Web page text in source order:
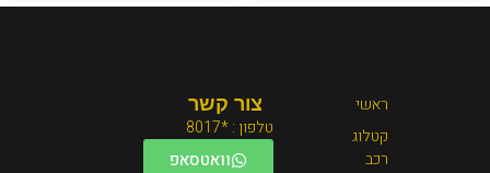
צור קשר
וואטסאפ